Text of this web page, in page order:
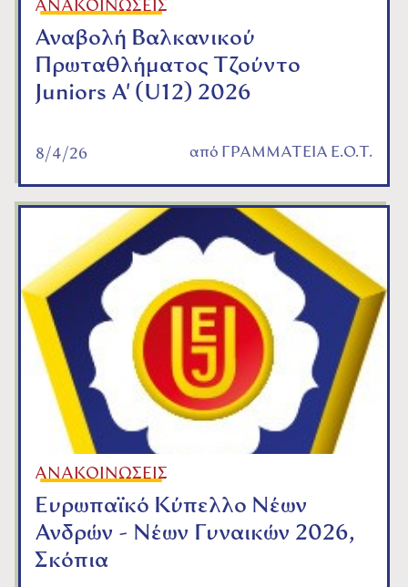
ΑΝΑΚΟΙΝΩΣΕΙΣ
Αναβολή Βαλκανικού
Πρωταθλήματος Τζούντο
Juniors A' (U12) 2026
8/4/26 από ΓΡΑΜΜΑΤΕΙΑ Ε.Ο.Τ.
ΑΝΑΚΟΙΝΩΣΕΙΣ
Ευρωπαϊκό Κύπελλο Νέων
Ανδρών - Νέων Γυναικών 2026,
Σκόπια